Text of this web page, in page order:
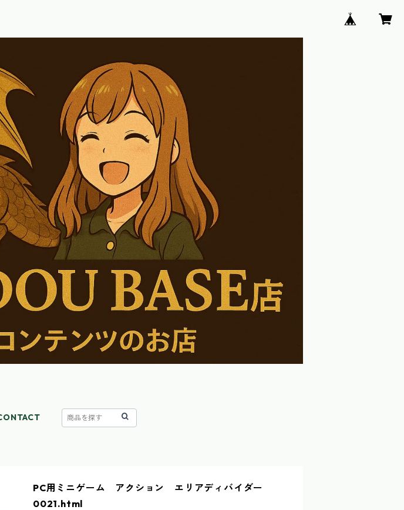
PC用ミニゲーム アクション エリアディバイダー
0021.html